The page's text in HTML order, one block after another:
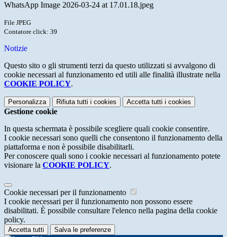
WhatsApp Image 2026-03-24 at 17.01.18.jpeg
File JPEG
Contatore click: 39
Notizie
Questo sito o gli strumenti terzi da questo utilizzati si avvalgono di
cookie necessari al funzionamento ed utili alle finalità illustrate nella
COOKIE POLICY.
Personalizza Rifiuta tutti i cookies Accetta tutti i cookies
Gestione cookie
In questa schermata è possibile scegliere quali cookie consentire.
I cookie necessari sono quelli che consentono il funzionamento della
piattaforma e non è possibile disabilitarli.
Per conoscere quali sono i cookie necessari al funzionamento potete
visionare la COOKIE POLICY.
Cookie necessari per il funzionamento
I cookie necessari per il funzionamento non possono essere
disabilitati. È possibile consultare l'elenco nella pagina della cookie
policy.
Accetta tutti Salva le preferenze